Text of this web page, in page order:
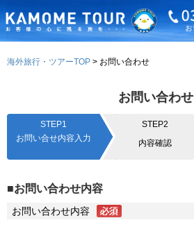
海外旅行・ツアーTOP お問い合わせ
お問い合わせ
STEP1
お問い合せ内容入力
STEP2
内容確認
■お問い合わせ内容
お問い合わせ内容